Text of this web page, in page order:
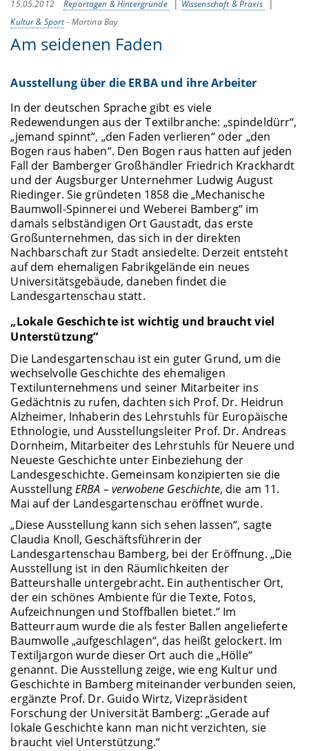
15.05.2012 Reportagen & Hintergründe
Wissenschaft & Praxis
Kultur & Sport- Martina Bay
Am seidenen Faden
Ausstellung über die ERBA und ihre Arbeiter
In der deutschen Sprache gibt es viele
Redewendungen aus der Textilbranche: „spindeldürr“,
„jemand spinnt“, „den Faden verlieren“ oder „den
Bogen raus haben“. Den Bogen raus hatten auf jeden
Fall der Bamberger Großhändler Friedrich Krackhardt
und der Augsburger Unternehmer Ludwig August
Riedinger. Sie gründeten 1858 die „Mechanische
Baumwoll-Spinnerei und Weberei Bamberg“ im
damals selbständigen Ort Gaustadt, das erste
Großunternehmen, das sich in der direkten
Nachbarschaft zur Stadt ansiedelte. Derzeit entsteht
auf dem ehemaligen Fabrikgelände ein neues
Universitätsgebäude, daneben findet die
Landesgartenschau statt.
„Lokale Geschichte ist wichtig und braucht viel
Unterstützung“
Die Landesgartenschau ist ein guter Grund, um die
wechselvolle Geschichte des ehemaligen
Textilunternehmens und seiner Mitarbeiter ins
Gedächtnis zu rufen, dachten sich Prof. Dr. Heidrun
Alzheimer, Inhaberin des Lehrstuhls für Europäische
Ethnologie, und Ausstellungsleiter Prof. Dr. Andreas
Dornheim, Mitarbeiter des Lehrstuhls für Neuere und
Neueste Geschichte unter Einbeziehung der
Landesgeschichte. Gemeinsam konzipierten sie die
AusstellungERBA – verwobene Geschichte, die am 11.
Mai auf der Landesgartenschau eröffnet wurde.
„Diese Ausstellung kann sich sehen lassen“, sagte
Claudia Knoll, Geschäftsführerin der
Landesgartenschau Bamberg, bei der Eröffnung. „Die
Ausstellung ist in den Räumlichkeiten der
Batteurshalle untergebracht. Ein authentischer Ort,
der ein schönes Ambiente für die Texte, Fotos,
Aufzeichnungen und Stoffballen bietet.“ Im
Batteurraum wurde die als fester Ballen angelieferte
Baumwolle „aufgeschlagen“, das heißt gelockert. Im
Textiljargon wurde dieser Ort auch die „Hölle“
genannt. Die Ausstellung zeige, wie eng Kultur und
Geschichte in Bamberg miteinander verbunden seien,
ergänzte Prof. Dr. Guido Wirtz, Vizepräsident
Forschung der Universität Bamberg: „Gerade auf
lokale Geschichte kann man nicht verzichten, sie
braucht viel Unterstützung.“